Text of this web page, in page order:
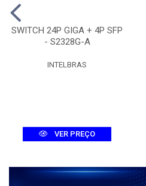
SWITCH 24P GIGA + 4P SFP
- S2328G-A
INTELBRAS
VER PREÇO